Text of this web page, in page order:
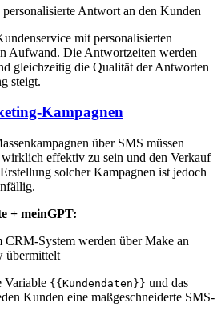
Antwort an den Kunden
mit personalisierten
Aufwand. Die Antwortzeiten werden
gleichzeitig die Qualität der Antworten
steigt.
Kampagnen
über SMS müssen
effektiv zu sein und den Verkauf
solcher Kampagnen ist jedoch
+ meinGPT:
CRM-System werden über Make an
übermittelt
Variable {{Kundendaten}} und das
Kunden eine maßgeschneiderte SMS-